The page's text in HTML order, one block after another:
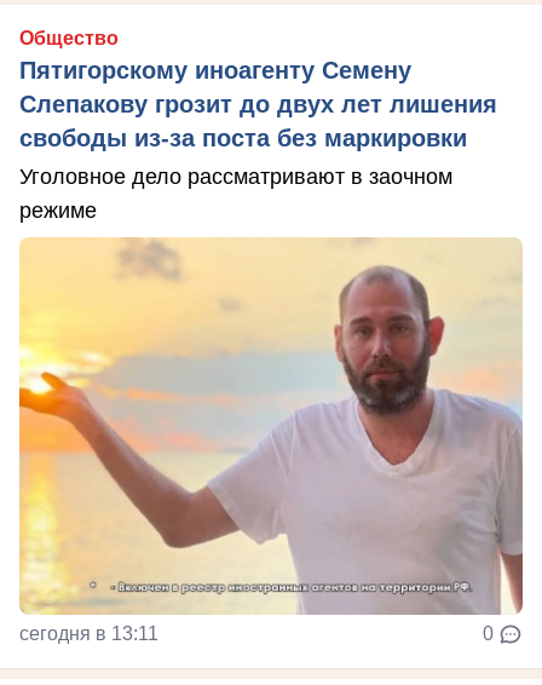
Общество
Пятигорскому иноагенту Семену
Слепакову грозит до двух лет лишения
свободы из-за поста без маркировки
Уголовное дело рассматривают в заочном
режиме
сегодня в 13:11 0